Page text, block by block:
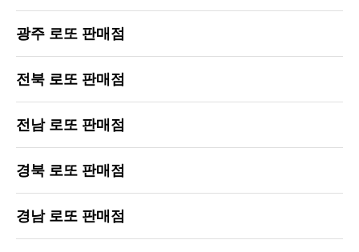
광주 로또 판매점
전북 로또 판매점
전남 로또 판매점
경북 로또 판매점
경남 로또 판매점